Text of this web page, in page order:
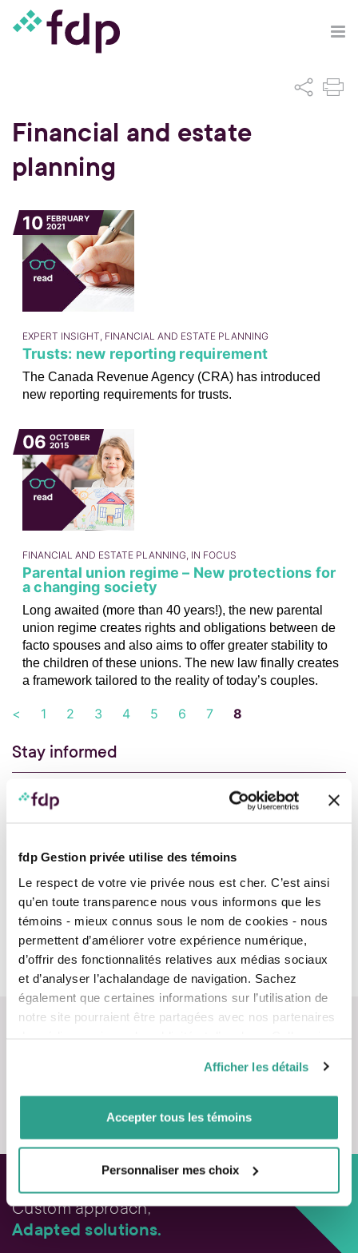
fdp Gestion privée utilise des témoins
Le respect de votre vie privée nous est cher. C’est ainsi
qu’en toute transparence nous vous informons que les
témoins - mieux connus sous le nom de cookies - nous
permettent d’améliorer votre expérience numérique,
d’offrir des fonctionnalités relatives aux médias sociaux
et d’analyser l’achalandage de navigation. Sachez
également que certaines informations sur l’utilisation de
notre site pourraient être partagées avec nos partenaires
vous leur auriez fournies ou qu’ils auraient collectées lors
de votre utilisation de leurs services.
Afficher les détails
Accepter tous les témoins
Personnaliser mes choix
Financial and estate
planning
10 FEBRUARY
2021
EXPERT INSIGHT, FINANCIAL AND ESTATE PLANNING
Trusts: new reporting requirement
The Canada Revenue Agency (CRA) has introduced
new reporting requirements for trusts.
06 OCTOBER
2015
FINANCIAL AND ESTATE PLANNING, IN FOCUS
Parental union regime – New protections for
a changing society
Long awaited (more than 40 years!), the new parental
union regime creates rights and obligations between de
facto spouses and also aims to offer greater stability to
the children of these unions. The new law finally creates
a framework tailored to the reality of today’s couples.
< 1 2 3 4 5 6 7 8
Stay informed
What’s new?
All of our topics
Investment and markets
Taxation and incorporation
Data security
Contact us
Custom approach,
Adapted solutions.